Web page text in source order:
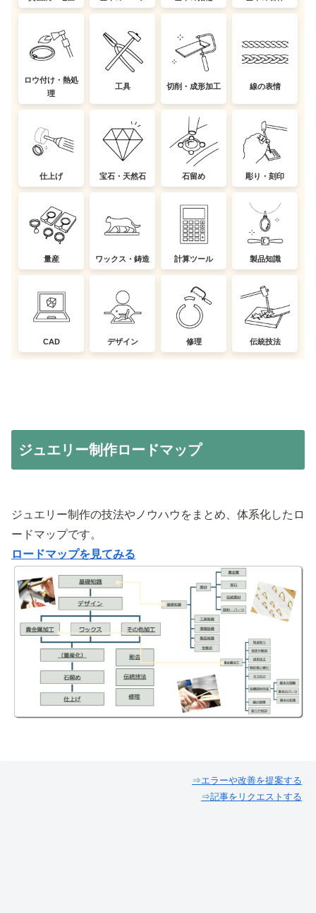
ロウ付け・熱処
理
工具 切削・成形加工 線の表情
仕上げ 宝石・天然石 石留め 彫り・刻印
量産 ワックス・鋳造 計算ツール 製品知識
CAD デザイン 修理 伝統技法
ジュエリー制作ロードマップ
ジュエリー制作の技法やノウハウをまとめ、体系化したロ
ードマップです。
ロードマップを見てみる
⇒エラーや改善を提案する
⇒記事をリクエストする